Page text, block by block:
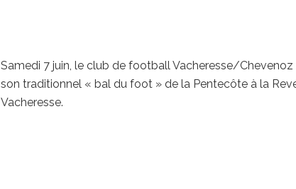
Samedi 7 juin, le club de football Vacheresse/Chevenoz
son traditionnel « bal du foot » de la Pentecôte à la
Vacheresse.